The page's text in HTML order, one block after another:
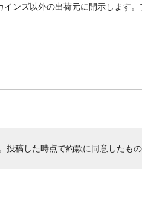
ンズ以外の出荷元に開示します
投稿した時点で約款に同意したもの